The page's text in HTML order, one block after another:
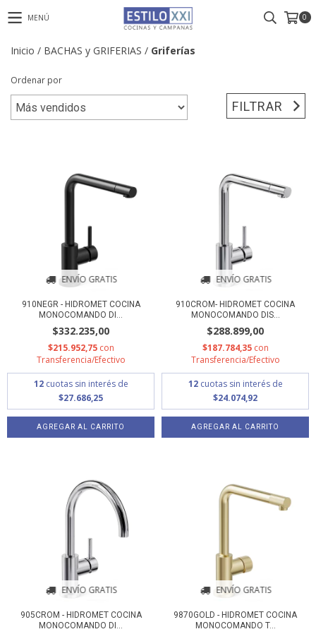
MENÚ 0
Inicio / BACHAS y GRIFERIAS / Griferías
Ordenar por
FILTRAR
ENVÍO GRATIS
910NEGR - HIDROMET COCINA
MONOCOMANDO DI...
$332.235,00
$215.952,75 con
Transferencia/Efectivo
12 cuotas sin interés de
$27.686,25
ENVÍO GRATIS
910CROM- HIDROMET COCINA
MONOCOMANDO DIS...
$288.899,00
$187.784,35 con
Transferencia/Efectivo
12 cuotas sin interés de
$24.074,92
ENVÍO GRATIS
905CROM - HIDROMET COCINA
MONOCOMANDO DI...
ENVÍO GRATIS
9870GOLD - HIDROMET COCINA
MONOCOMANDO T...